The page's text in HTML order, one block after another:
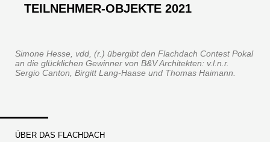
TEILNEHMER-OBJEKTE 2021
Simone Hesse, vdd, (r.) übergibt den Flachdach Contest Pokal
an die glücklichen Gewinner von B&V Architekten: v.l.n.r.
Sergio Canton, Birgitt Lang-Haase und Thomas Haimann.
ÜBER DAS FLACHDACH